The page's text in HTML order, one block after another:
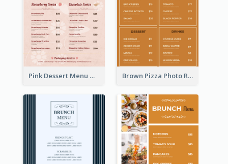
Pink Dessert Menu With Two Column Brown Pizza Photo Restaurant Menu